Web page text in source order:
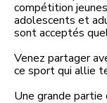
compétition
adolescents et
sont acceptés
Venez partager
ce sport qui allie
Une grande